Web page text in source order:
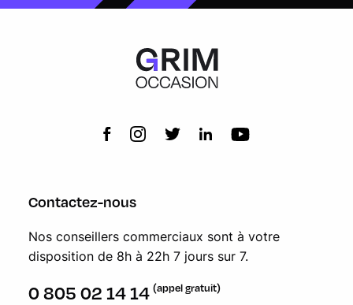
Contactez-nous
Nos conseillers commerciaux sont à votre
disposition de 8h à 22h 7 jours sur 7.
0 805 02 14 14 (appel gratuit)